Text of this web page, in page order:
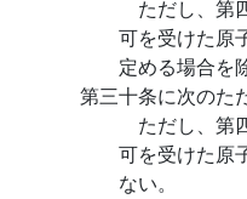
ただし、第
可を受けた原
定める場合を
第三十条に次のた
ただし、第
可を受けた原
ない。